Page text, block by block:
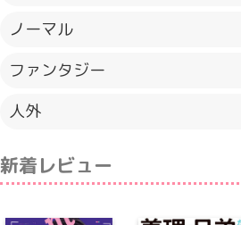
ノーマル
ファンタジー
人外
新着レビュー